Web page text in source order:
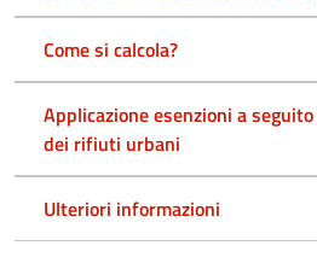
Come si calcola?
Applicazione esenzioni a
dei rifiuti urbani
Ulteriori informazioni